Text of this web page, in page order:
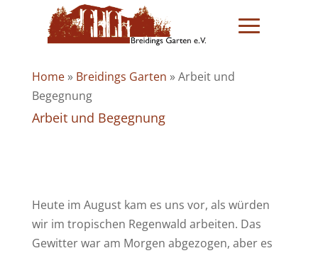
Home» Breidings Garten »Arbeit und
Begegnung
Arbeit und Begegnung
Heute im August kam es uns vor, als würden
wir im tropischen Regenwald arbeiten. Das
Gewitter war am Morgen abgezogen, aber es